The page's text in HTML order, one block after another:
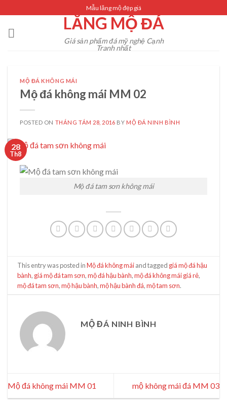
content
Mẫu lăng mộ đẹp giá
LĂNG MỘ ĐÁ
Giá sản phẩm đá mỹ nghệ Cạnh
Tranh nhất
MỘ ĐÁ KHÔNG MÁI
Mộ đá không mái MM 02
POSTED ON THÁNG TÁM 28, 2016 BY MỘ ĐÁ NINH BÌNH
28
Th8
Mộ đá tam sơn không mái
This entry was posted inMộ đá không máiand tagged giá mộ đá hậu
bành, giá mộ đá tam sơn,mộ đá hậu bành,mộ đá không mái giá rẻ,
mộ đá tam sơn,mộ hậu bành,mộ hậu bành đá,mộ tam sơn.
MỘ ĐÁ NINH BÌNH
Mộ đá không mái MM 01 mộ không mái đá MM 03